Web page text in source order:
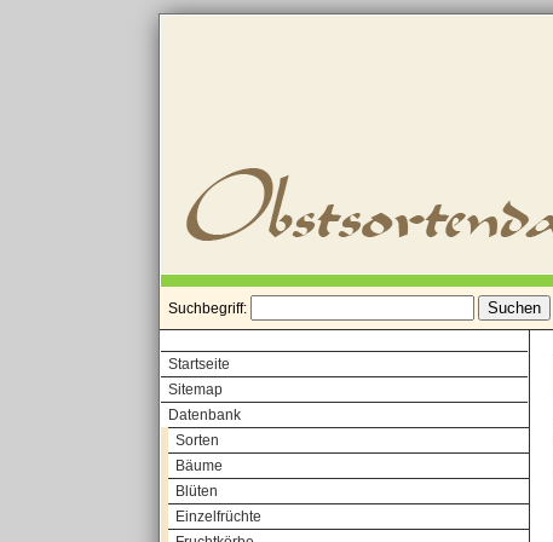
Suchbegriff:
Startseite
Sitemap
Datenbank
Sorten
Bäume
Blüten
Einzelfrüchte